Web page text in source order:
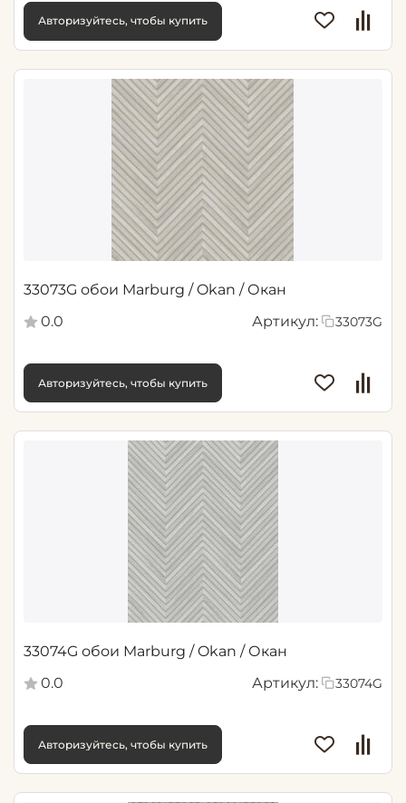
Авторизуйтесь, чтобы купить
33073G обои Marburg / Okan / Окан
0.0
Артикул: 33073G
Авторизуйтесь, чтобы купить
33074G обои Marburg / Okan / Окан
0.0
Артикул: 33074G
Авторизуйтесь, чтобы купить